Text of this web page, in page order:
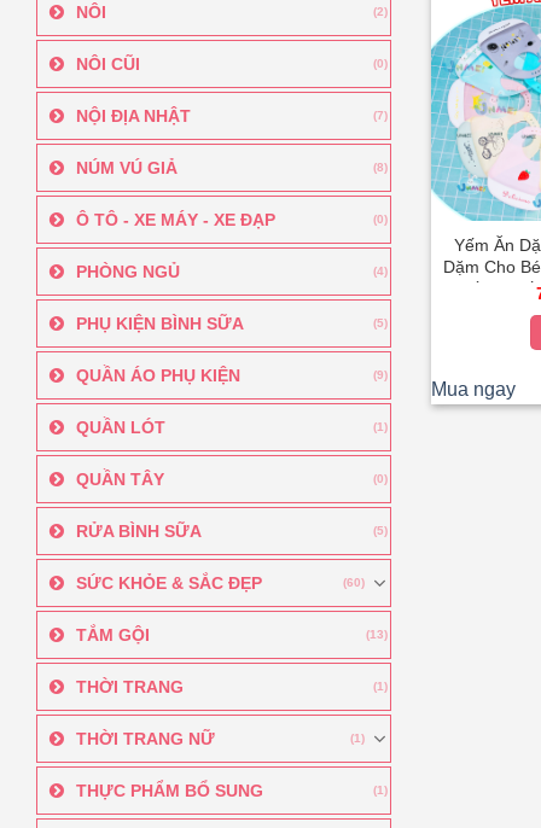
NÔI (2)
NÔI CŨI (0)
NỘI ĐỊA NHẬT (7)
NÚM VÚ GIẢ (8)
Ô TÔ - XE MÁY - XE ĐẠP (0)
PHÒNG NGỦ (4)
PHỤ KIỆN BÌNH SỮA (5)
QUẦN ÁO PHỤ KIỆN (9)
QUẦN LÓT (1)
QUẦN TÂY (0)
RỬA BÌNH SỮA (5)
SỨC KHỎE & SẮC ĐẸP (60)
TẮM GỘI (13)
THỜI TRANG (1)
THỜI TRANG NỮ (1)
THỰC PHẨM BỔ SUNG (1)
Yếm Ăn
Dặm Cho
Chống
An Toàn
Mua ngay